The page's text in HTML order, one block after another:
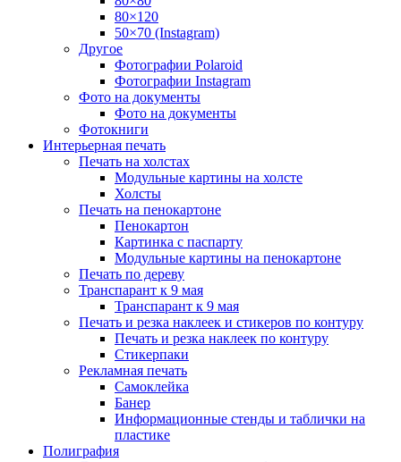
80×120
50×70 (Instagram)
Другое
Фотографии Polaroid
Фотографии Instagram
Фото на документы
Фото на документы
Фотокниги
Интерьерная печать
Печать на холстах
Модульные картины на холсте
Холсты
Печать на пенокартоне
Пенокартон
Картинка с паспарту
Модульные картины на пенокартоне
Печать по дереву
Транспарант к 9 мая
Транспарант к 9 мая
Печать и резка наклеек и стикеров по контуру
Печать и резка наклеек по контуру
Стикерпаки
Рекламная печать
Самоклейка
Банер
Информационные стенды и таблички на
пластике
Полиграфия